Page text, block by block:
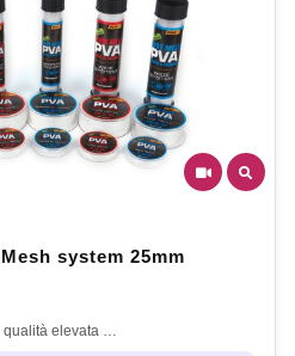
system 25mm
qualità elevata …